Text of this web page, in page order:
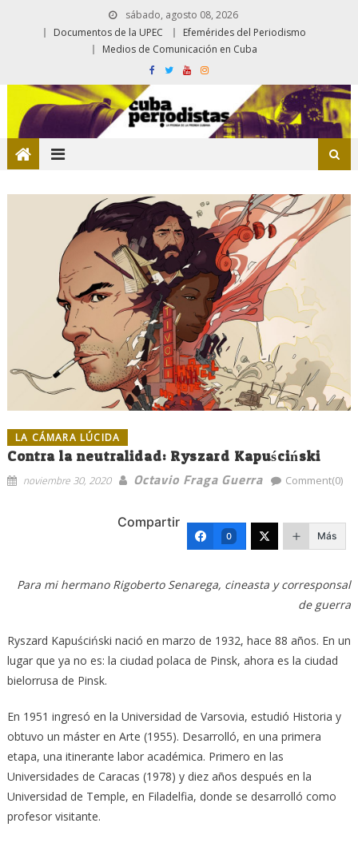
sábado, agosto 08, 2026
Documentos de la UPEC
Efemérides del Periodismo
Medios de Comunicación en Cuba
LA CÁMARA LÚCIDA
Contra la neutralidad: Ryszard Kapuściński
noviembre 30, 2020 Octavio Fraga Guerra Comment(0)
Compartir
0 Más
Para mi hermano Rigoberto Senarega, cineasta y corresponsal
de guerra
Ryszard Kapuściński nació en marzo de 1932, hace 88 años. En un
lugar que ya no es: la ciudad polaca de Pinsk, ahora es la ciudad
bielorrusa de Pinsk.
En 1951 ingresó en la Universidad de Varsovia, estudió Historia y
obtuvo un máster en Arte (1955). Desarrolló, en una primera
etapa, una itinerante labor académica. Primero en las
Universidades de Caracas (1978) y diez años después en la
Universidad de Temple, en Filadelfia, donde se desarrolló como
profesor visitante.